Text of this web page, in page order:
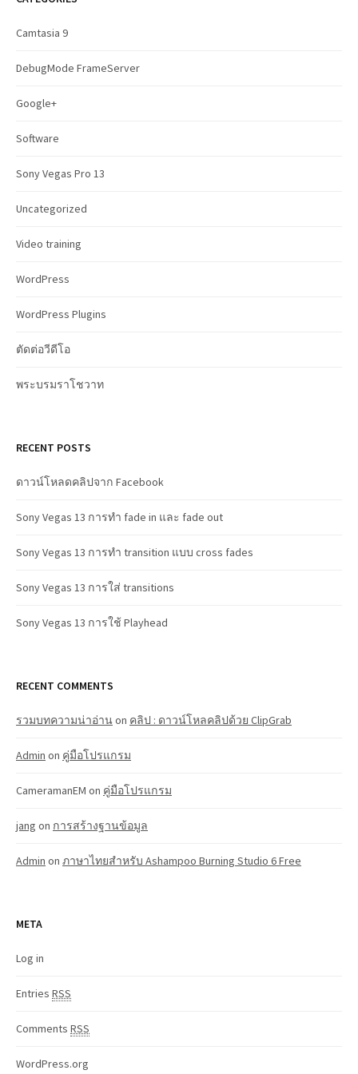
f
Camtasia 9
DebugMode FrameServer
Google+
Software
Sony Vegas Pro 13
Uncategorized
Video training
WordPress
WordPress Plugins
ตัดต่อวีดีโอ
พระบรมราโชวาท
RECENT POSTS
ดาวน์โหลดคลิปจาก Facebook
Sony Vegas 13 การทำ fade in และ fade out
Sony Vegas 13 การทำ transition แบบ cross fades
Sony Vegas 13 การใส่ transitions
Sony Vegas 13 การใช้ Playhead
RECENT COMMENTS
รวมบทความน่าอ่านon คลิป : ดาวน์โหลคลิปด้วย ClipGrab
Admin on คู่มือโปรแกรม
CameramanEM on คู่มือโปรแกรม
jang on การสร้างฐานข้อมูล
Admin on ภาษาไทยสำหรับ Ashampoo Burning Studio 6 Free
META
Log in
Entries RSS
Comments RSS
WordPress.org